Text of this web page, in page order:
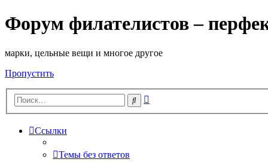
Форум филателистов –
марки, цельные вещи и многое другое
Пропустить
Поиск
Ссылки
Темы без ответов